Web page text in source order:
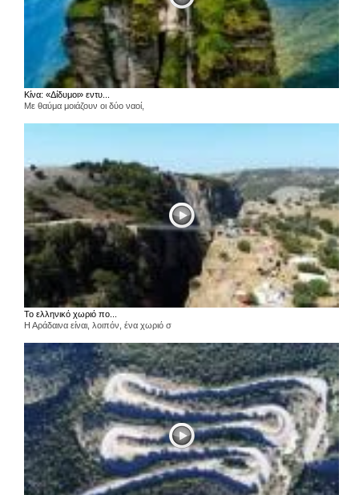
Κίνα: «Δίδυμοι» εντυ...
Με θαύμα μοιάζουν οι δύο ναοί,
Το ελληνικό χωριό πο...
Η Αράδαινα είναι, λοιπόν, ένα χωριό σ